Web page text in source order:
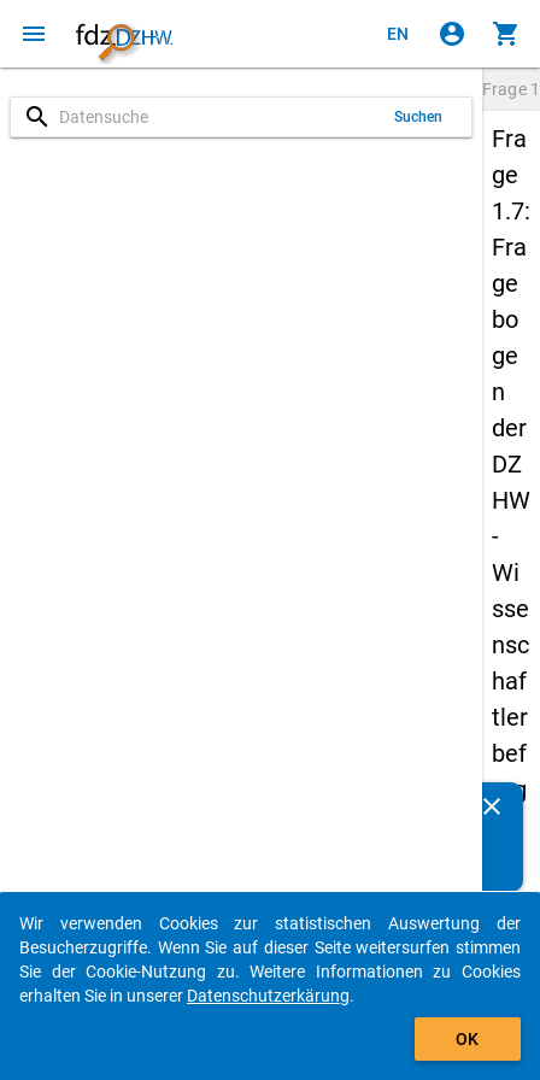
menu EN account_circle shopping_cart
search Suchen
Frage
Fra
ge
1.7:
Fra
ge
bo
ge
n
der
DZ
HW
-
Wi
sse
nsc
haf
tler
bef
rag
20
16
1.7
clear
auto_stories
add_shopping_cart
Wir verwenden Cookies zur statistischen Auswertung der
Besucherzugriffe. Wenn Sie auf dieser Seite weitersurfen stimmen
Sie der Cookie-Nutzung zu. Weitere Informationen zu Cookies
erhalten Sie in unserer Datenschutzerkärung.
OK